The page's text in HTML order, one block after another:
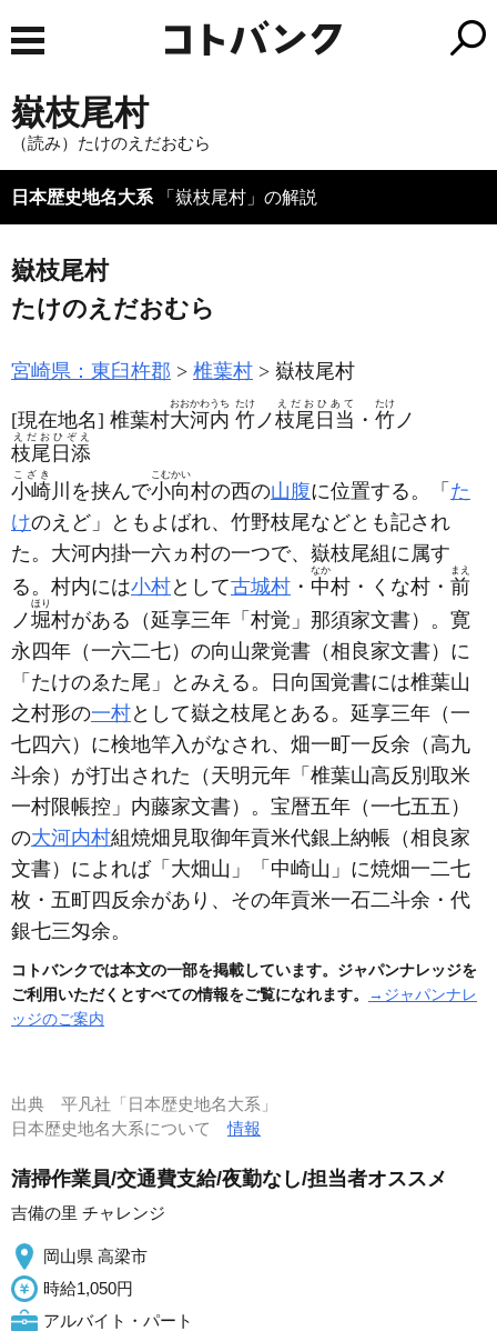
嶽枝尾村
（読み）たけのえだおむら
日本歴史地名大系 「嶽枝尾村」の解説
嶽枝尾村
たけのえだおむら
宮崎県：東臼杵郡 椎葉村 嶽枝尾村
[現在地名] 椎葉村大河内
おおかわうち
竹
たけ
ノ枝尾日当
えだおひあて
・ 竹
たけ
ノ
枝尾日添
えだおひぞえ
小崎
こざき
川を挟んで小向
こむかい
村の西の山腹に位置する。「 た
けのえど」ともよばれ、竹野枝尾などとも記され
た。大河内掛一六ヵ村の一つで、嶽枝尾組に属す
る。村内には小村として古城村 ・ 中
なか
村・くな村・ 前
まえ
ノ堀
ほり
村がある （延享三年「村覚」那須家文書） 。寛
永四年 （一六二七） の向山衆覚書 （相良家文書） に
「たけのゑた尾」とみえる。日向国覚書には椎葉山
之村形の一村として嶽之枝尾とある。延享三年 （一
七四六） に検地竿入がなされ、畑一町一反余 （高九
斗余） が打出された （天明元年「椎葉山高反別取米
一村限帳控」内藤家文書） 。宝暦五年 （一七五五）
の大河内村組焼畑見取御年貢米代銀上納帳 （相良家
文書） によれば「大畑山」「中崎山」に焼畑一二七
枚・五町四反余があり、その年貢米一石二斗余・代
銀七三匁余。
コトバンクでは本文の一部を掲載しています。ジャパンナレッジを
ご利用いただくとすべての情報をご覧になれます。
→ジャパンナレ
ッジのご案内
出典 平凡社「日本歴史地名大系」
日本歴史地名大系について情報
清掃作業員/交通費支給/夜勤なし/担当者オススメ
吉備の里 チャレンジ
岡山県 高梁市
時給1,050円
アルバイト・パート